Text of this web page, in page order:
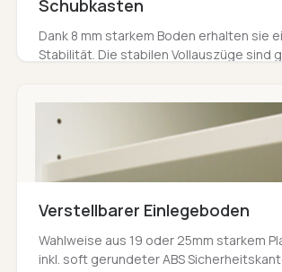
Schubkasten
Dank 8 mm starkem Boden erhalten sie
Stabilität. Die stabilen Vollauszüge sind
Verstellbarer Einlegeboden
Wahlweise aus 19 oder 25mm starkem
inkl. soft gerundeter ABS